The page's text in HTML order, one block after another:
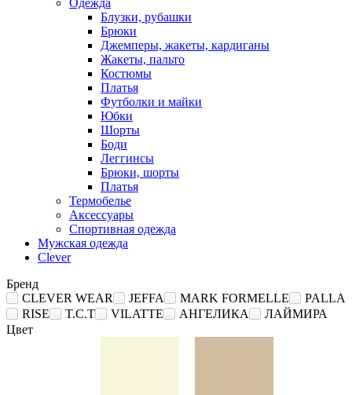
Одежда
Блузки, рубашки
Брюки
Джемперы, жакеты, кардиганы
Жакеты, пальто
Костюмы
Платья
Футболки и майки
Юбки
Шорты
Боди
Леггинсы
Брюки, шорты
Платья
Термобелье
Аксессуары
Спортивная одежда
Мужская одежда
Clever
Бренд
CLEVER WEAR
JEFFA MARK FORMELLE
PALLA
RISE
T.C.T VILATTE АНГЕЛИКА
ЛАЙМИРА
Цвет